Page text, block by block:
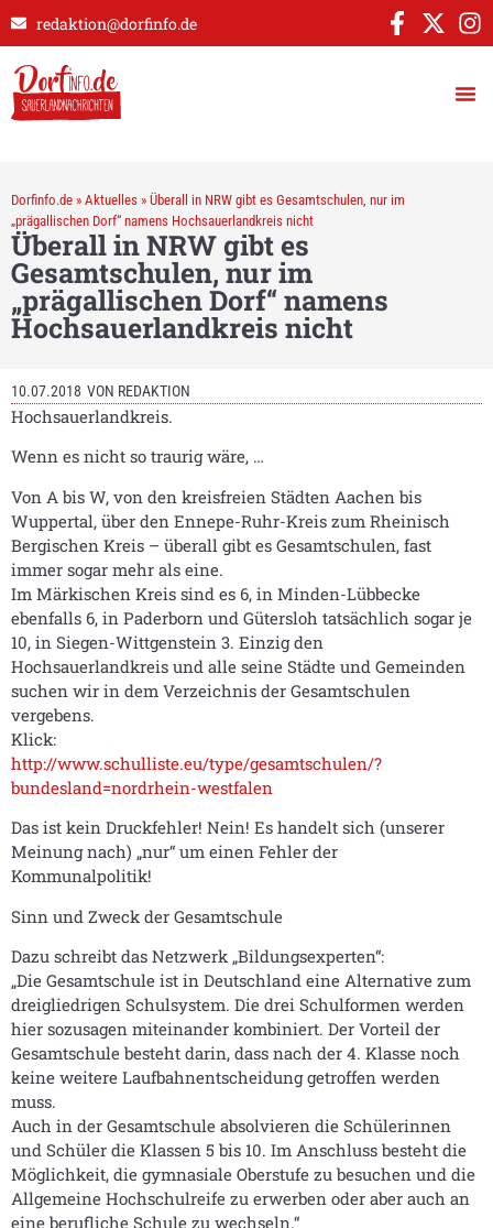
redaktion@dorfinfo.de
Dorfinfo.de » Aktuelles » Überall in NRW gibt es Gesamtschulen, nur im
„prägallischen Dorf“ namens Hochsauerlandkreis nicht
Überall in NRW gibt es
Gesamtschulen, nur im
„prägallischen Dorf“ namens
Hochsauerlandkreis nicht
10.07.2018 VON REDAKTION
Hochsauerlandkreis.
Wenn es nicht so traurig wäre, …
Von A bis W, von den kreisfreien Städten Aachen bis
Wuppertal, über den Ennepe-Ruhr-Kreis zum Rheinisch
Bergischen Kreis – überall gibt es Gesamtschulen, fast
immer sogar mehr als eine.
Im Märkischen Kreis sind es 6, in Minden-Lübbecke
ebenfalls 6, in Paderborn und Gütersloh tatsächlich sogar je
10, in Siegen-Wittgenstein 3. Einzig den
Hochsauerlandkreis und alle seine Städte und Gemeinden
suchen wir in dem Verzeichnis der Gesamtschulen
vergebens.
Klick:
http://www.schulliste.eu/type/gesamtschulen/?
bundesland=nordrhein-westfalen
Das ist kein Druckfehler! Nein! Es handelt sich (unserer
Meinung nach) „nur“ um einen Fehler der
Kommunalpolitik!
Sinn und Zweck der Gesamtschule
Dazu schreibt das Netzwerk „Bildungsexperten“:
„Die Gesamtschule ist in Deutschland eine Alternative zum
dreigliedrigen Schulsystem. Die drei Schulformen werden
hier sozusagen miteinander kombiniert. Der Vorteil der
Gesamtschule besteht darin, dass nach der 4. Klasse noch
keine weitere Laufbahnentscheidung getroffen werden
muss.
Auch in der Gesamtschule absolvieren die Schülerinnen
und Schüler die Klassen 5 bis 10. Im Anschluss besteht die
Möglichkeit, die gymnasiale Oberstufe zu besuchen und die
Allgemeine Hochschulreife zu erwerben oder aber auch an
eine berufliche Schule zu wechseln.“